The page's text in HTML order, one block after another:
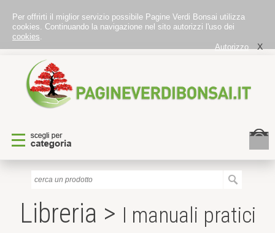
Per offrirti il miglior servizio possibile Pagine Verdi Bonsai utilizza
cookies. Continuando la navigazione nel sito autorizzi l'uso dei
cookies.
Autorizzo
X
Libreria > I manuali pratici